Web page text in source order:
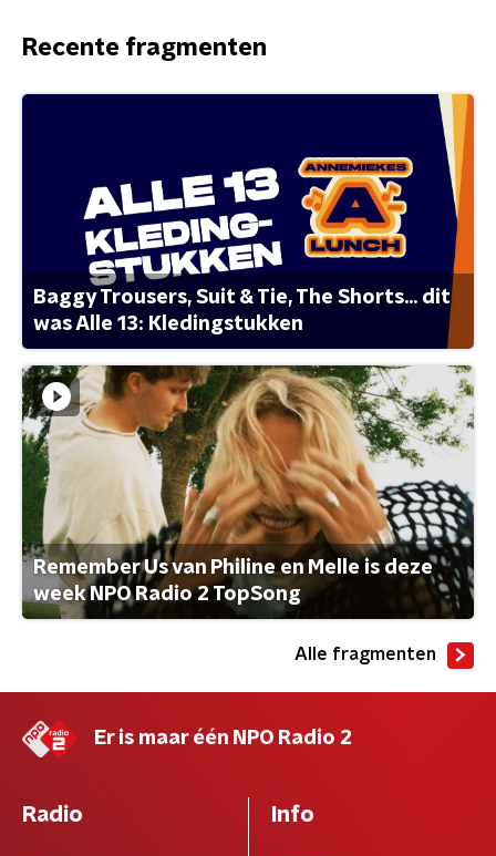
Recente fragmenten
Baggy Trousers, Suit & Tie, The Shorts... dit
was Alle 13: Kledingstukken
Remember Us van Philine en Melle is deze
week NPO Radio 2 TopSong
Alle fragmenten
Er is maar één NPO Radio 2
Radio Info